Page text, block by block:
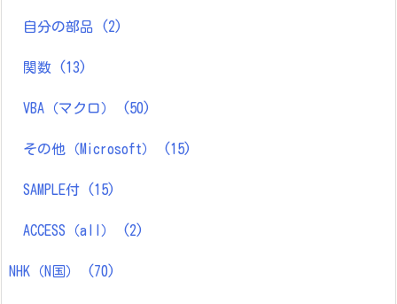
自分の部品 (2)
関数 (13)
VBA（マクロ） (50)
その他（Microsoft） (15)
SAMPLE付 (15)
ACCESS（all） (2)
NHK（N国） (70)